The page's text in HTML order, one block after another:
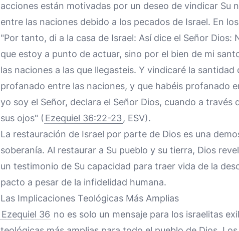
acciones están motivadas por un deseo de vindicar Su
entre las naciones debido a los pecados de Israel. En
"Por tanto, di a la casa de Israel: Así dice el Señor
que estoy a punto de actuar, sino por el bien de mi
las naciones a las que llegasteis. Y vindicaré la
profanado entre las naciones, y que habéis profanado
yo soy el Señor, declara el Señor Dios, cuando a
sus ojos" ( Ezequiel 36:22-23, ESV).
La restauración de Israel por parte de Dios es una
soberanía. Al restaurar a Su pueblo y su tierra, Dios
un testimonio de Su capacidad para traer vida de la
pacto a pesar de la infidelidad humana.
Las Implicaciones Teológicas Más Amplias
Ezequiel 36 no es solo un mensaje para los israelitas